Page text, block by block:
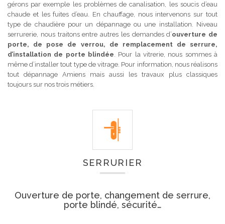
gérons par exemple les problèmes de canalisation, les soucis d’eau
chaude et les fuites d’eau. En chauffage, nous intervenons sur tout
type de chaudière pour un dépannage ou une installation. Niveau
serrurerie, nous traitons entre autres les demandes d’ouverture de
porte, de pose de verrou, de remplacement de serrure,
d’installation de porte blindée. Pour la vitrerie, nous sommes à
même d’installer tout type de vitrage. Pour information, nous réalisons
tout dépannage Amiens mais aussi les travaux plus classiques
toujours sur nos trois métiers.
SERRURIER
Ouverture de porte, changement de serrure,
porte blindé, sécurité…